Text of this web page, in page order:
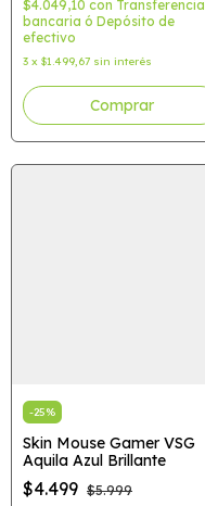
$4.049,10 con Transferencia
bancaria ó Depósito de
efectivo
3 x $1.499,67 sin interés
-25%
Skin Mouse Gamer VSG
Aquila Azul Brillante
$4.499 $5.999